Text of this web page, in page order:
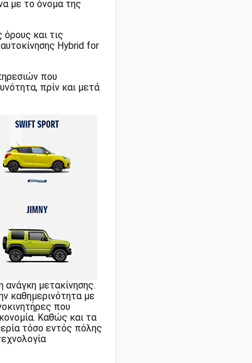
με το όνομα της
και τις
Hybrid for
που
πρίν και μετά
μετακίνησης.
καθημερινότητα με
που
Καθώς και τα
τόσο εντός πόλης